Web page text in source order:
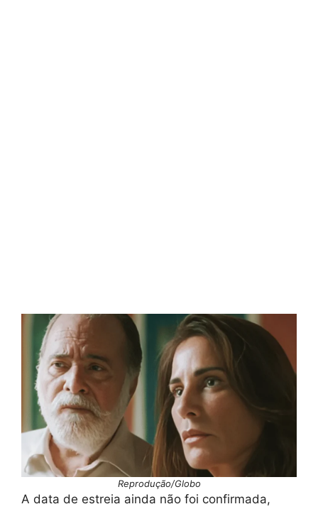
Reprodução/Globo
A data de estreia ainda não foi confirmada,